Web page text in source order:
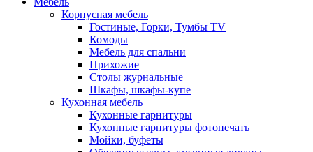
Корпусная мебель
Гостиные, Горки, Тумбы TV
Комоды
Мебель для спальни
Прихожие
Столы журнальные
Шкафы, шкафы-купе
Кухонная мебель
Кухонные гарнитуры
Кухонные гарнитуры фотопечать
Мойки, буфеты